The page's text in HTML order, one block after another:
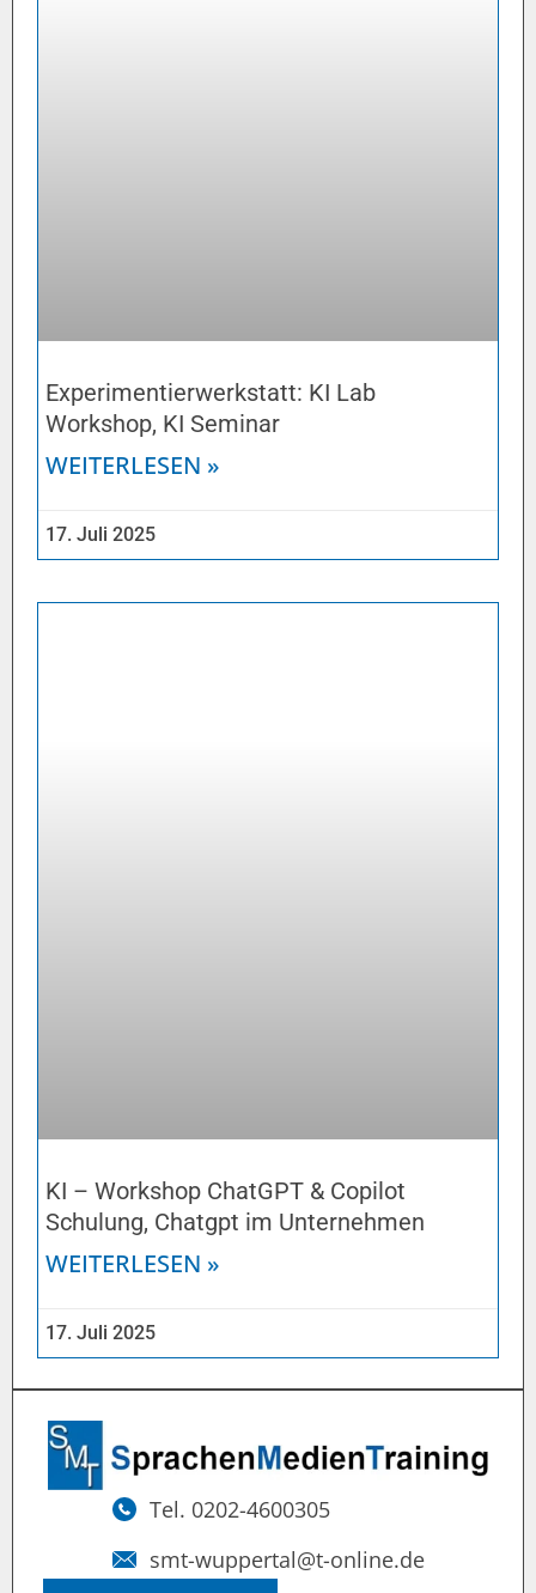
Tel. 0202-4600305
smt-wuppertal@t-online.de
Experimentierwerkstatt: KI Lab
Workshop, KI Seminar
WEITERLESEN »
17. Juli 2025
KI – Workshop ChatGPT & Copilot
Schulung, Chatgpt im Unternehmen
WEITERLESEN »
17. Juli 2025